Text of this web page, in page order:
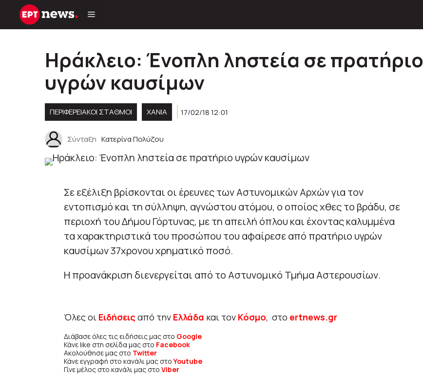
Μετάβαση
Ηράκλειο: Ένοπλη ληστεία σε πρατήριο
υγρών καυσίμων
ΠΕΡΙΦΕΡΕΙΑΚΟΊ ΣΤΑΘΜΟΊ ΧΑΝΙΑ 17/02/18 12:01
Σύνταξη Κατερίνα Πολύζου
Σε εξέλιξη βρίσκονται οι έρευνες των Αστυνομικών Αρχών για τον
εντοπισμό και τη σύλληψη, αγνώστου ατόμου, ο οποίος χθες το βράδυ, σε
περιοχή του Δήμου Γόρτυνας, με τη απειλή όπλου και έχοντας καλυμμένα
τα χαρακτηριστικά του προσώπου του αφαίρεσε από πρατήριο υγρών
καυσίμων 37χρονου χρηματικό ποσό.
Η προανάκριση διενεργείται από το Αστυνομικό Τμήμα Αστερουσίων.
Όλες οι Ειδήσεις από την Ελλάδα και τον Κόσμο, στο ertnews.gr
Διάβασε όλες τις ειδήσεις μας στο Google
Κάνε like στη σελίδα μας στο Facebook
Ακολούθησε μας στο Twitter
Κάνε εγγραφή στο κανάλι μας στοYoutube
Γίνε μέλος στο κανάλι μας στο Viber